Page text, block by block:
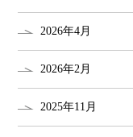
2026年4月
2026年2月
2025年11月